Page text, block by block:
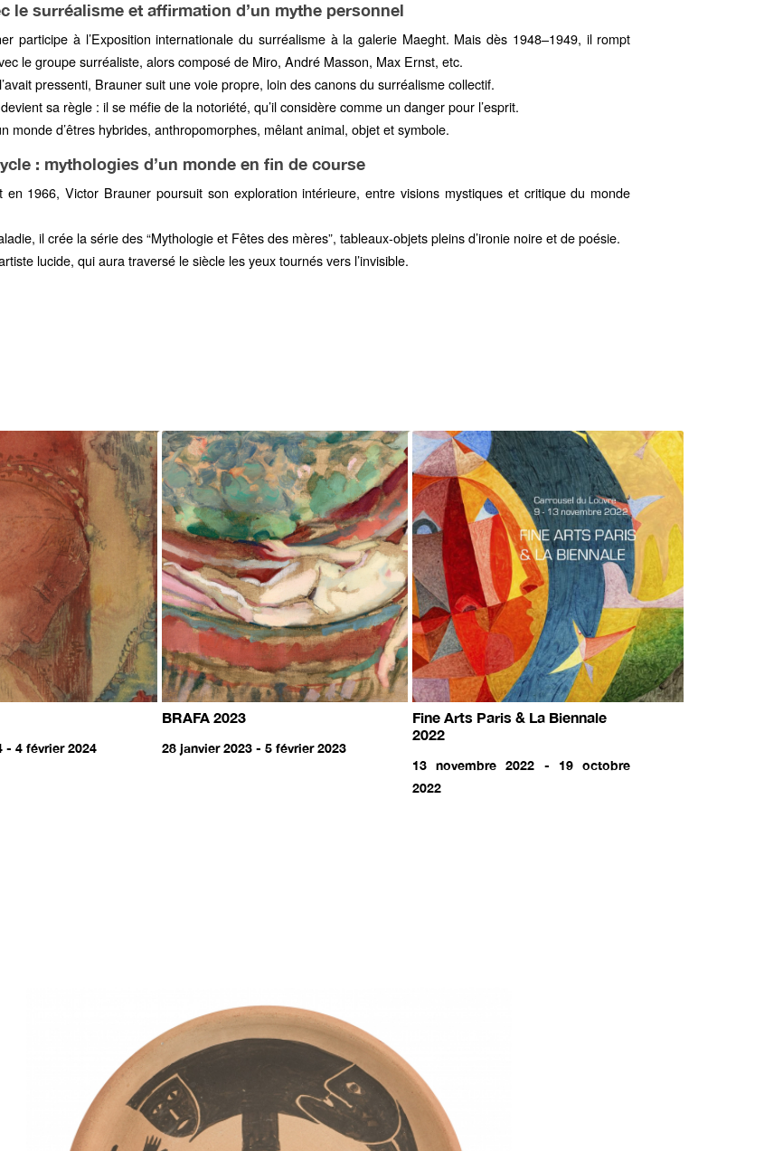
le surréalisme et affirmation d’un mythe personnel
participe à l’Exposition internationale du surréalisme à la galerie Maeght. Mais dès 1948–1949, il rompt
le groupe surréaliste, alors composé de Miro, André Masson, Max Ernst, etc.
pressenti, Brauner suit une voie propre, loin des canons du surréalisme collectif.
devient sa règle : il se méfie de la notoriété, qu’il considère comme un danger pour l’esprit.
monde d’êtres hybrides, anthropomorphes, mêlant animal, objet et symbole.
: mythologies d’un monde en fin de course
en 1966, Victor Brauner poursuit son exploration intérieure, entre visions mystiques et critique du monde
il crée la série des “Mythologie et Fêtes des mères”, tableaux-objets pleins d’ironie noire et de poésie.
lucide, qui aura traversé le siècle les yeux tournés vers l’invisible.
- 4 février 2024
BRAFA 2023
28 janvier 2023 - 5 février 2023
Fine Arts Paris & La Biennale
2022
13 novembre 2022 - 19 octobre
2022